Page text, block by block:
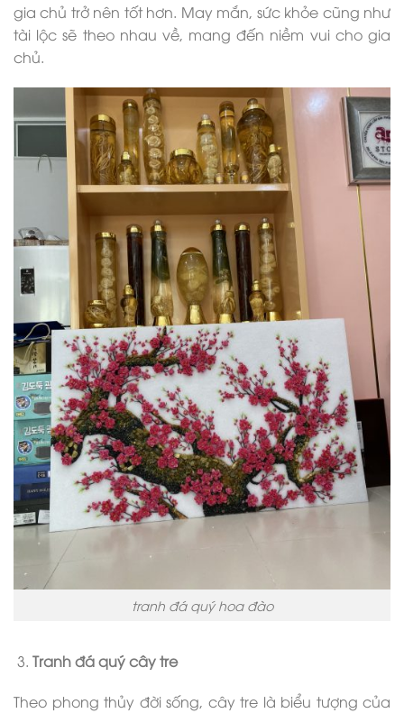
gia chủ trở nên tốt hơn. May mắn, sức khỏe cũng như
tài lộc sẽ theo nhau về, mang đến niềm vui cho gia
chủ.
tranh đá quý hoa đào
Tranh đá quý cây tre
Theo phong thủy đời sống, cây tre là biểu tượng của